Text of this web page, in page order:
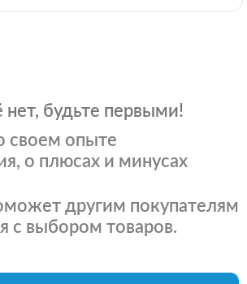
будьте первыми!
своем опыте
о плюсах и минусах
другим покупателям
с выбором товаров.